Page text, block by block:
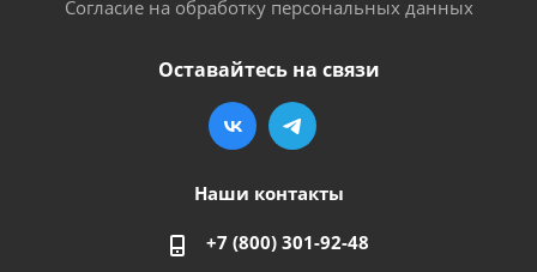
Согласие на обработку персональных данных
Оставайтесь на связи
Наши контакты
+7 (800) 301-92-48